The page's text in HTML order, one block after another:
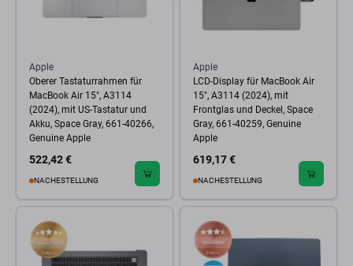
Apple
Oberer Tastaturrahmen für
MacBook Air 15", A3114
(2024), mit US-Tastatur und
Akku, Space Gray, 661-40266,
Genuine Apple
522,42 €
NACHESTELLUNG
Apple
LCD-Display für MacBook Air
15", A3114 (2024), mit
Frontglas und Deckel, Space
Gray, 661-40259, Genuine
Apple
619,17 €
NACHESTELLUNG